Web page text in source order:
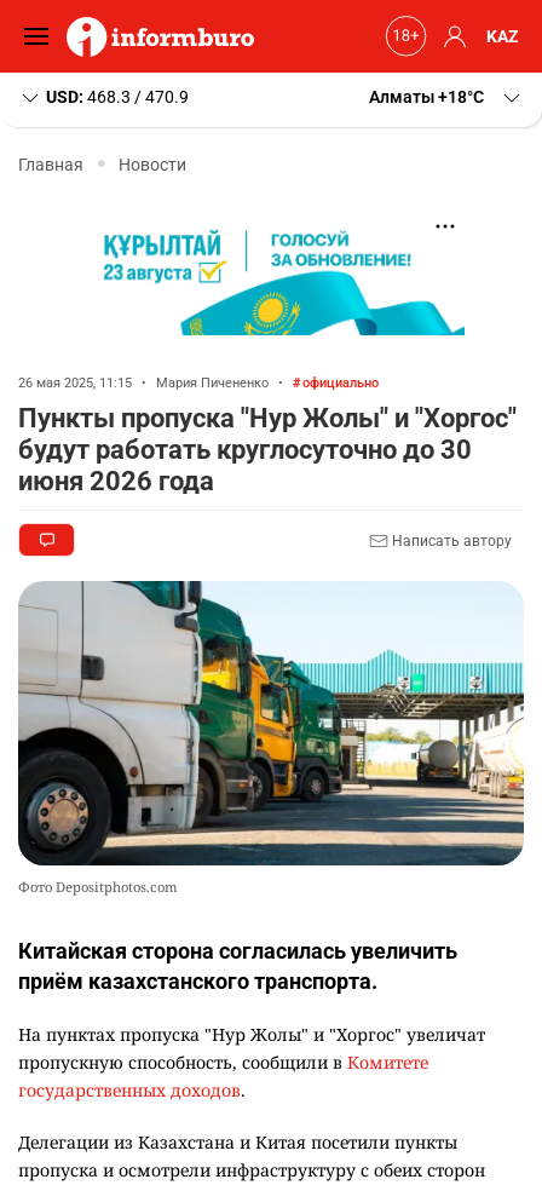
KAZ
USD: 468.3 / 470.9 Алматы+18 C
Главная Новости
26 мая 2025, 11:15 • Мария Пичененко • официально
Пункты пропуска "Нур Жолы" и "Хоргос"
будут работать круглосуточно до 30
июня 2026 года
Написать автору
Фото Depositphotos.com
Китайская сторона согласилась увеличить
приём казахстанского транспорта.
На пунктах пропуска "Нур Жолы" и "Хоргос" увеличат
пропускную способность, сообщили в Комитете
государственных доходов.
Делегации из Казахстана и Китая посетили пункты
пропуска и осмотрели инфраструктуру с обеих сторон